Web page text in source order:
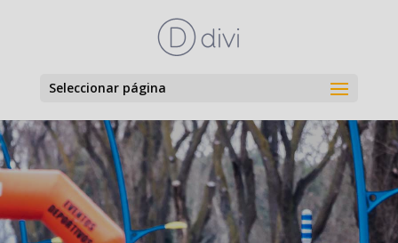
Seleccionar página